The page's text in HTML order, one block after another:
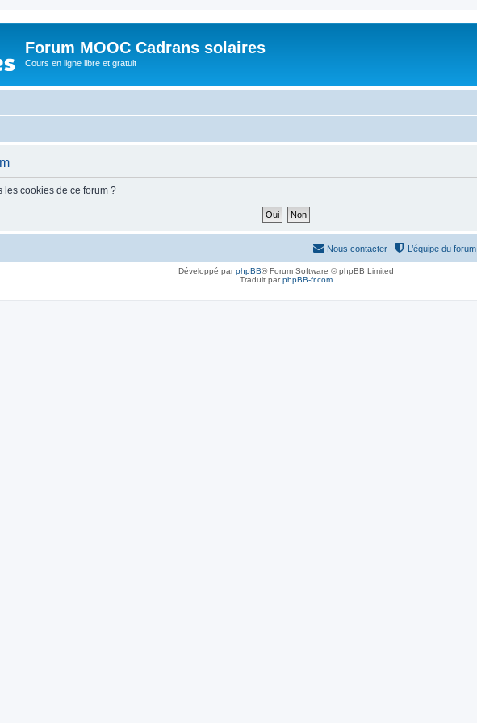
Forum MOOC Cadrans solaires
Cours en ligne libre et gratuit
les cookies de ce forum ?
L’équipe du forum
Nous contacter
Développé parphpBB® Forum Software © phpBB Limited
Traduit parphpBB-fr.com